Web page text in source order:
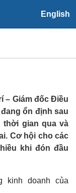
English
tiết
trường
trong
– Giám đốc Điều
ổn định sau
thời gian qua và
Cơ hội cho các
khi đón đầu
kinh doanh của